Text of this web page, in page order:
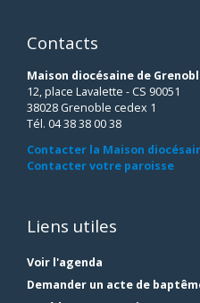
Contacts
Maison diocésaine de
12, place Lavalette - CS 90051
38028 Grenoble cedex 1
Tél. 04 38 38 00 38
Contacter la Maison
Contacter votre paroisse
Liens utiles
Voir l'agenda
Demander un acte de